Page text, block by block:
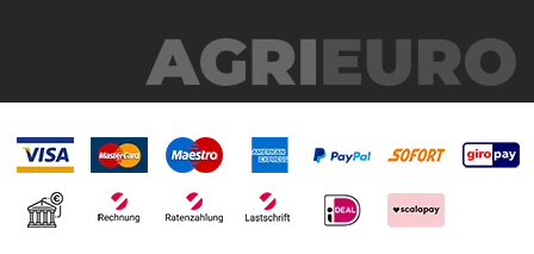
More than chef
MOSA